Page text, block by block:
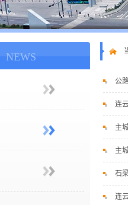
NEWS
公
连
主
主
石
连